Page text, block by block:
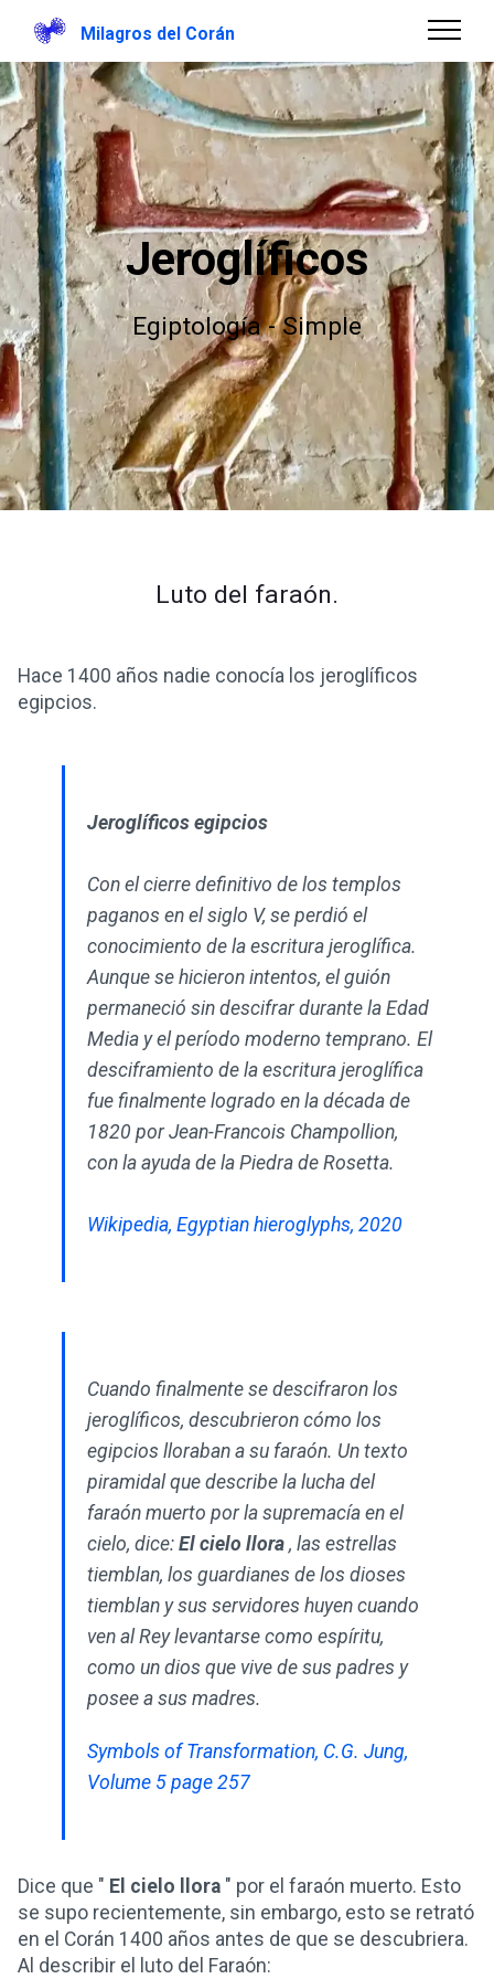
Milagros del Corán
Jeroglíficos
Egiptología - Simple
Luto del faraón.
Hace 1400 años nadie conocía los jeroglíficos
egipcios.
Jeroglíficos egipcios
Con el cierre definitivo de los templos
paganos en el siglo V, se perdió el
conocimiento de la escritura jeroglífica.
Aunque se hicieron intentos, el guión
permaneció sin descifrar durante la Edad
Media y el período moderno temprano. El
desciframiento de la escritura jeroglífica
fue finalmente logrado en la década de
1820 por Jean-Francois Champollion,
con la ayuda de la Piedra de Rosetta.
Wikipedia, Egyptian hieroglyphs, 2020
Cuando finalmente se descifraron los
jeroglíficos, descubrieron cómo los
egipcios lloraban a su faraón. Un texto
piramidal que describe la lucha del
faraón muerto por la supremacía en el
cielo, dice: El cielo llora , las estrellas
tiemblan, los guardianes de los dioses
tiemblan y sus servidores huyen cuando
ven al Rey levantarse como espíritu,
como un dios que vive de sus padres y
posee a sus madres.
Symbols of Transformation, C.G. Jung,
Volume 5 page 257
Dice que " El cielo llora " por el faraón muerto. Esto
se supo recientemente, sin embargo, esto se retrató
en el Corán 1400 años antes de que se descubriera.
Al describir el luto del Faraón: